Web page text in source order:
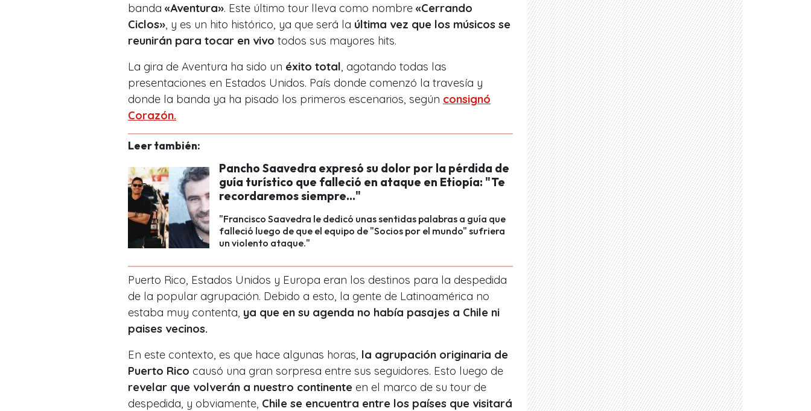
banda «Aventura». Este último tour lleva como nombre «Cerrando
Ciclos» , y es un hito histórico, ya que será la última vez que los músicos se
reunirán para tocar en vivo todos sus mayores hits.
La gira de Aventura ha sido un éxito total , agotando todas las
presentaciones en Estados Unidos. País donde comenzó la travesía y
donde la banda ya ha pisado los primeros escenarios, según consignó
Corazón.
Leer también:
Pancho Saavedra expresó su dolor por la pérdida de
guía turístico que falleció en ataque en Etiopía: "Te
recordaremos siempre..."
"Francisco Saavedra le dedicó unas sentidas palabras a guía que
falleció luego de que el equipo de "Socios por el mundo" sufriera
un violento ataque."
Puerto Rico, Estados Unidos y Europa eran los destinos para la despedida
de la popular agrupación. Debido a esto, la gente de Latinoamérica no
estaba muy contenta, ya que en su agenda no había pasajes a Chile ni
paises vecinos.
En este contexto, es que hace algunas horas, la agrupación originaria de
Puerto Rico causó una gran sorpresa entre sus seguidores. Esto luego de
revelar que volverán a nuestro continente en el marco de su tour de
despedida, y obviamente, Chile se encuentra entre los países que visitará